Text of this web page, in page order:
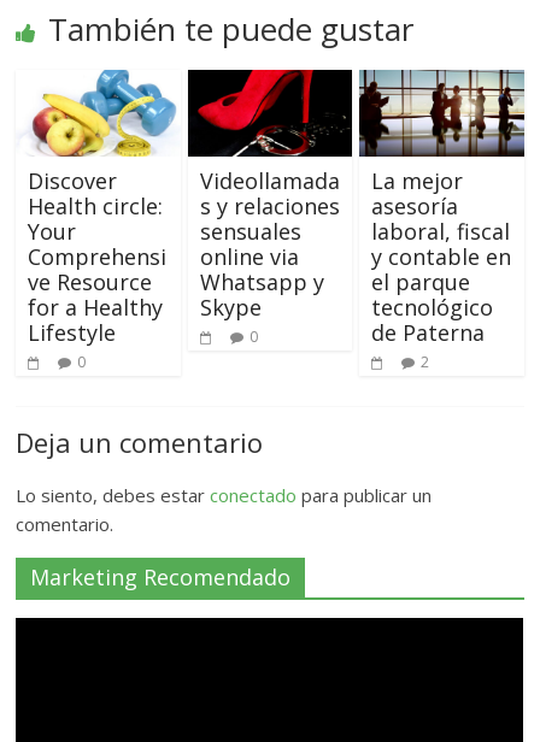
También te puede gustar
Discover
Health circle:
Your
Comprehensi
ve Resource
for a Healthy
Lifestyle
0
Videollamada
s y relaciones
sensuales
online via
Whatsapp y
Skype
0
La mejor
asesoría
laboral, fiscal
y contable en
el parque
tecnológico
de Paterna
2
Deja un comentario
Lo siento, debes estarconectado para publicar un
comentario.
Marketing Recomendado